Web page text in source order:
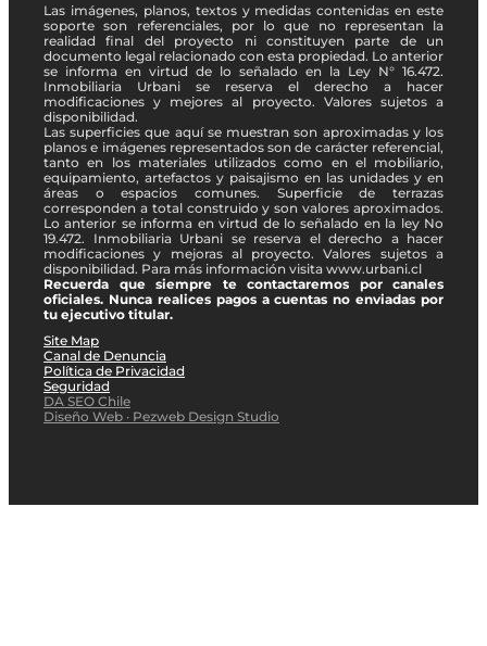
Las imágenes, planos, textos y medidas contenidas en este
soporte son referenciales, por lo que no representan la
realidad final del proyecto ni constituyen parte de un
documento legal relacionado con esta propiedad. Lo anterior
se informa en virtud de lo señalado en la Ley N° 16.472.
Inmobiliaria Urbani se reserva el derecho a hacer
modificaciones y mejores al proyecto. Valores sujetos a
disponibilidad.
Las superficies que aquí se muestran son aproximadas y los
planos e imágenes representados son de carácter referencial,
tanto en los materiales utilizados como en el mobiliario,
equipamiento, artefactos y paisajismo en las unidades y en
áreas o espacios comunes. Superficie de terrazas
corresponden a total construido y son valores aproximados.
Lo anterior se informa en virtud de lo señalado en la ley No
19.472. Inmobiliaria Urbani se reserva el derecho a hacer
modificaciones y mejoras al proyecto. Valores sujetos a
disponibilidad. Para más información visita www.urbani.cl
Recuerda que siempre te contactaremos por canales
oficiales. Nunca realices pagos a cuentas no enviadas por
tu ejecutivo titular.
Site Map
Canal de Denuncia
Política de Privacidad
Seguridad
DA SEO Chile
Diseño Web · Pezweb Design Studio